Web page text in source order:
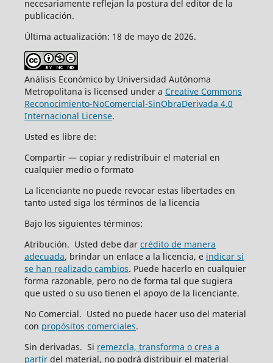
necesariamente reflejan la postura del editor de la
publicación.
Última actualización: 18 de mayo de 2026.
Análisis Económico by Universidad Autónoma
Metropolitana is licensed under a Creative Commons
Reconocimiento-NoComercial-SinObraDerivada 4.0
Internacional License.
Usted es libre de:
Compartir — copiar y redistribuir el material en
cualquier medio o formato
La licenciante no puede revocar estas libertades en
tanto usted siga los términos de la licencia
Bajo los siguientes términos:
Atribución. Usted debe dar crédito de manera
adecuada, brindar un enlace a la licencia, e indicar si
se han realizado cambios. Puede hacerlo en cualquier
forma razonable, pero no de forma tal que sugiera
que usted o su uso tienen el apoyo de la licenciante.
No Comercial. Usted no puede hacer uso del material
con propósitos comerciales.
Sin derivadas. Si remezcla, transforma o crea a
partirdel material, no podrá distribuir el material